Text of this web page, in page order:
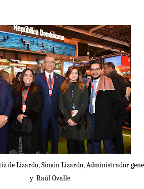
de Lizardo, Simón Lizardo, Administrador
y Raúl Ovalle